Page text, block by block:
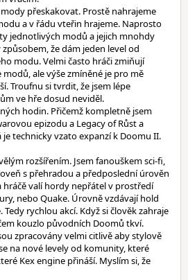
přeskakovat. Prostě nahrajeme
a v řádu vteřin hrajeme. Naprosto
jednotlivých modů a jejich mnohdy
že dám jeden level od
modu. Velmi často hráči zmiňují
ale výše zmíněné je pro mě
Troufnu si tvrdit, že jsem lépe
ve hře dosud neviděl.
hodin. Přičemž kompletně jsem
epizodu a Legacy of Růst a
technicky vzato expanzí k Doomu II.
rozšířením. Jsem fanouškem sci-fi,
s přehradou a předposlední úrověn
hráčě valí hordy nepřátel v prostředí
nebo Quake. Úrovně vzdávají hold
rychlou akcí. Když si člověk zahraje
kouzlo původních Doomů tkví.
zpracovány velmi citlivě aby stylově
na nové levely od komunity, které
Kex engine přináší. Myslím si, že